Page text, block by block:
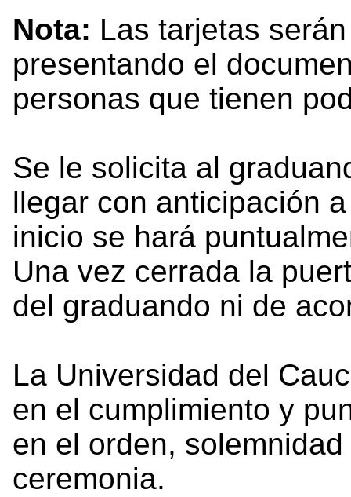
Nota: Las tarjetas
presentando el
personas que tienen
Se le solicita al
llegar con anticipación
inicio se hará
Una vez cerrada la
del graduando ni de
La Universidad del
en el cumplimiento y
en el orden,
ceremonia.